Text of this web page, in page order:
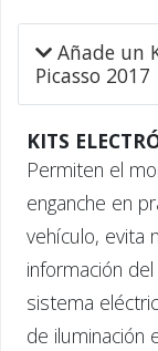
Añade un
Picasso 2017
KITS
Permiten el
enganche en
vehículo, evita
información
sistema
de iluminación